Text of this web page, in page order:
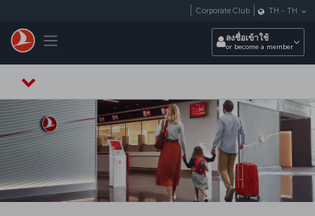
Toggle navigation
Corporate Club TH - TH
ลงชื่อเข้าใช้
or become a member